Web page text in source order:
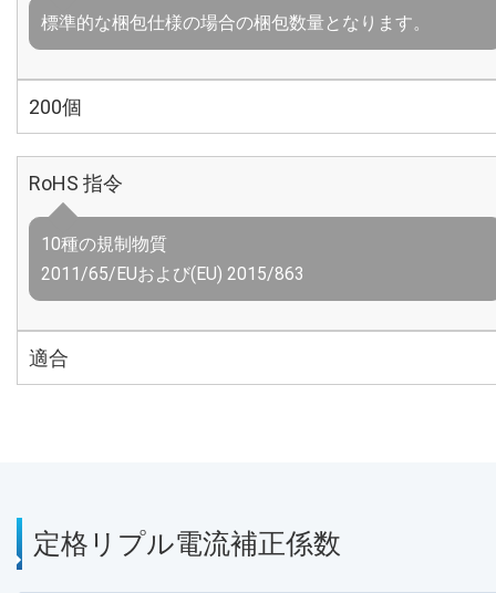
標準的な梱包仕様の場合の梱包数量となります。
200個
RoHS 指令
10種の規制物質
2011/65/EUおよび(EU) 2015/863
適合
定格リプル電流補正係数